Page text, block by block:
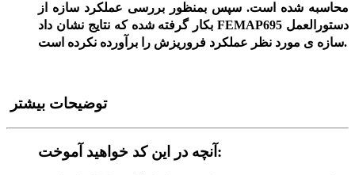
محاسبه شده است. سپس بمنظور بررسی عملکرد سازه از
دستورالعمل FEMAP695بکار گرفته شده که نتایج نشان داد
سازه­ ی مورد نظر عملکرد فروریزش را برآورده نکرده است.
توضیحات بیشتر
آنچه در این کد خواهید آموخت: